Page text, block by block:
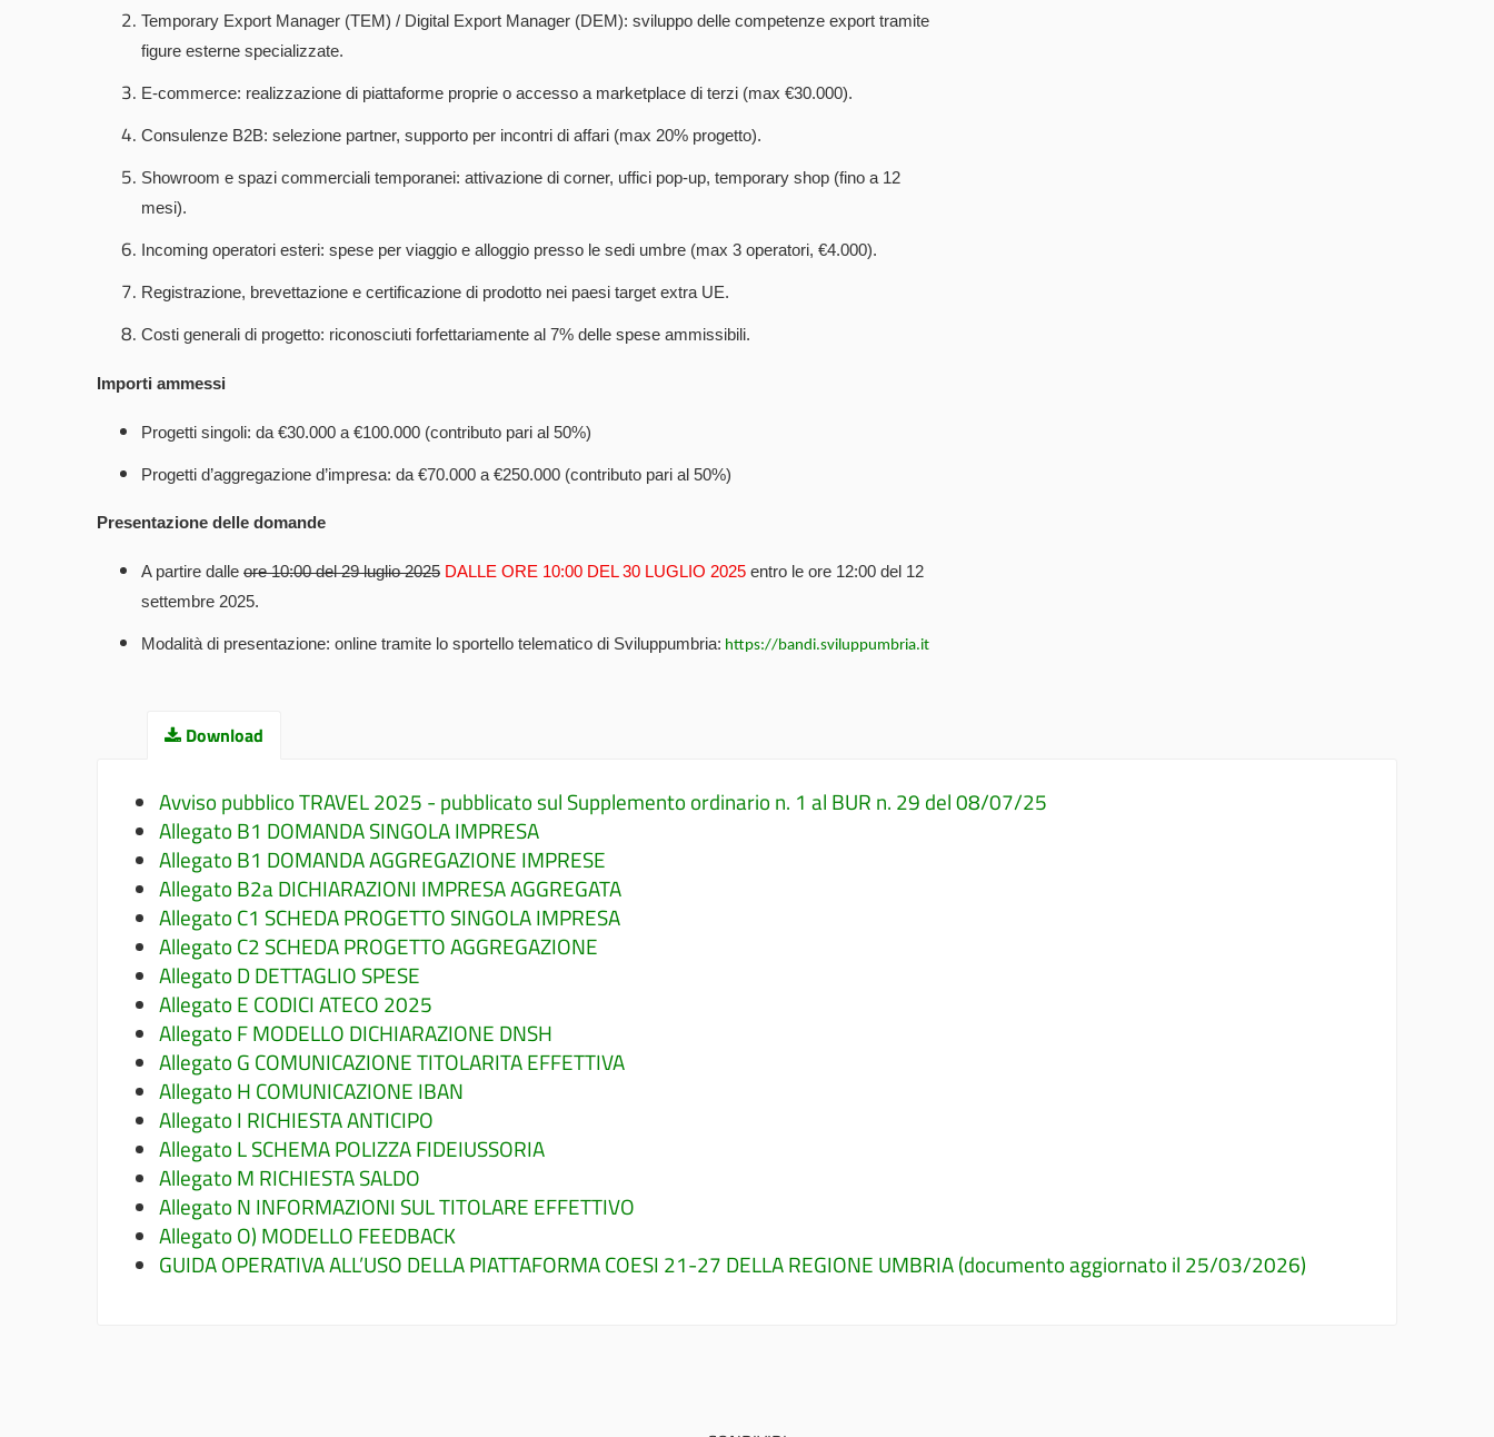
Temporary Export Manager (TEM) / Digital Export Manager (DEM): sviluppo delle competenze export tramite
figure esterne specializzate.
E-commerce: realizzazione di piattaforme proprie o accesso a marketplace di terzi (max €30.000).
Consulenze B2B: selezione partner, supporto per incontri di affari (max 20% progetto).
Showroom e spazi commerciali temporanei: attivazione di corner, uffici pop-up, temporary shop (fino a 12
mesi).
Incoming operatori esteri: spese per viaggio e alloggio presso le sedi umbre (max 3 operatori, €4.000).
Registrazione, brevettazione e certificazione di prodotto nei paesi target extra UE.
Costi generali di progetto: riconosciuti forfettariamente al 7% delle spese ammissibili.
Importi ammessi
Progetti singoli: da €30.000 a €100.000 (contributo pari al 50%)
Progetti d’aggregazione d’impresa: da €70.000 a €250.000 (contributo pari al 50%)
Presentazione delle domande
A partire dalle ore 10:00 del 29 luglio 2025 DALLE ORE 10:00 DEL 30 LUGLIO 2025 entro le ore 12:00 del 12
settembre 2025.
Modalità di presentazione: online tramite lo sportello telematico di Sviluppumbria: https://bandi.sviluppumbria.it
Download
Avviso pubblico TRAVEL 2025 - pubblicato sul Supplemento ordinario n. 1 al BUR n. 29 del 08/07/25
Allegato B1 DOMANDA SINGOLA IMPRESA
Allegato B1 DOMANDA AGGREGAZIONE IMPRESE
Allegato B2a DICHIARAZIONI IMPRESA AGGREGATA
Allegato C1 SCHEDA PROGETTO SINGOLA IMPRESA
Allegato C2 SCHEDA PROGETTO AGGREGAZIONE
Allegato D DETTAGLIO SPESE
Allegato E CODICI ATECO 2025
Allegato F MODELLO DICHIARAZIONE DNSH
Allegato G COMUNICAZIONE TITOLARITA EFFETTIVA
Allegato H COMUNICAZIONE IBAN
Allegato I RICHIESTA ANTICIPO
Allegato L SCHEMA POLIZZA FIDEIUSSORIA
Allegato M RICHIESTA SALDO
Allegato N INFORMAZIONI SUL TITOLARE EFFETTIVO
Allegato O) MODELLO FEEDBACK
GUIDA OPERATIVA ALL’USO DELLA PIATTAFORMA COESI 21-27 DELLA REGIONE UMBRIA (documento aggiornato il 25/03/2026)